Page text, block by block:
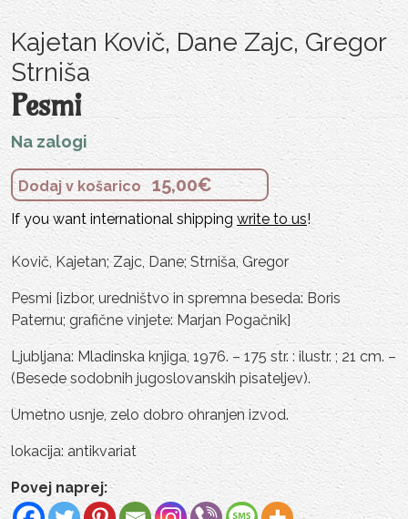
Kajetan Kovič, Dane Zajc, Gregor
Strniša
Pesmi
Na zalogi
Dodaj v košarico 15,00€
If you want international shipping write to us!
Kovič, Kajetan; Zajc, Dane; Strniša, Gregor
Pesmi [izbor, uredništvo in spremna beseda: Boris
Paternu; grafične vinjete: Marjan Pogačnik]
Ljubljana: Mladinska knjiga, 1976. – 175 str. : ilustr. ; 21 cm. –
(Besede sodobnih jugoslovanskih pisateljev).
Umetno usnje, zelo dobro ohranjen izvod.
lokacija: antikvariat
Povej naprej: